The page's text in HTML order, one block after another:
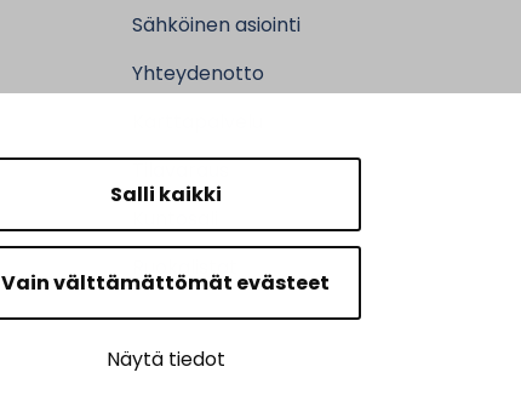
Salli kaikki
Vain välttämättömät evästeet
Näytä tiedot
Sähköinen asiointi
Yhteydenotto
Ruokalistat